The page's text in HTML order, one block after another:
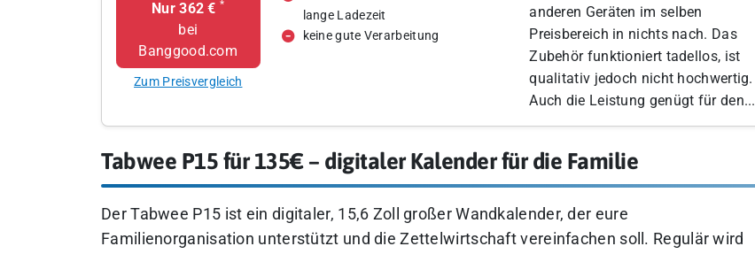
Nur 362 € *
bei
Banggood.com
Zum Preisvergleich
lange Ladezeit
keine gute Verarbeitung
anderen Geräten im selben
Preisbereich in nichts nach. Das
Zubehör funktioniert tadellos, ist
qualitativ jedoch nicht hochwertig.
Auch die Leistung genügt für den...
Tabwee P15 für 135€ – digitaler Kalender für die Familie
Der Tabwee P15 ist ein digitaler, 15,6 Zoll großer Wandkalender, der eure
Familienorganisation unterstützt und die Zettelwirtschaft vereinfachen soll. Regulär wird